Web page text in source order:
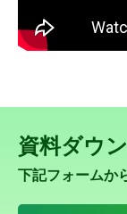
資料ダウ
下記フォームか